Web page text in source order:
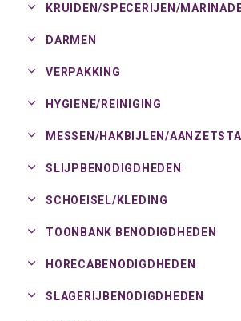
KRUIDEN/SPECERIJEN/
DARMEN
VERPAKKING
HYGIENE/ REINIGING
MESSEN/HAKBIJLEN/
SLIJPBENODIGDHEDEN
SCHOEISEL/ KLEDING
TOONBANK BENODIGDHEDEN
HORECABENODIGDHEDEN
SLAGERIJBENODIGDHEDEN